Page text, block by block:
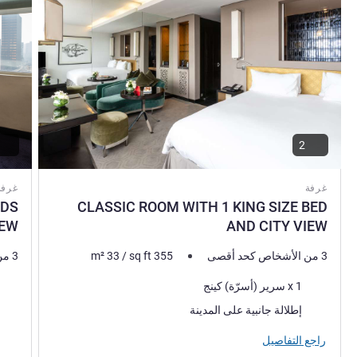
غرفة
CLASSIC ROOM WITH 1 KING SIZE BED
AND CITY VIEW
3 من الأشخاص كحد أقصى m²33 /sq ft 355
فرش السرير
1 x سرير (أسرّة) كينج
المناظر:إطلالة جانبية على المدينة
راجع التفاصيل
3 من الأشخاص كحد أقصى